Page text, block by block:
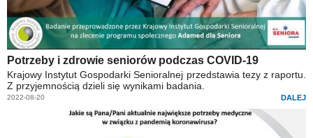
Potrzeby i zdrowie seniorów podczas COVID-19
Krajowy Instytut Gospodarki Senioralnej przedstawia tezy z raportu.
Z przyjemnością dzieli się wynikami badania.
2022-08-20 DALEJ